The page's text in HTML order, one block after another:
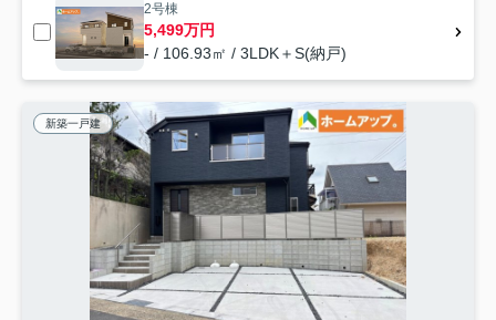
2号棟
5,499万円
- / 106.93㎡ / 3LDK＋S(納戸)
新築一戸建